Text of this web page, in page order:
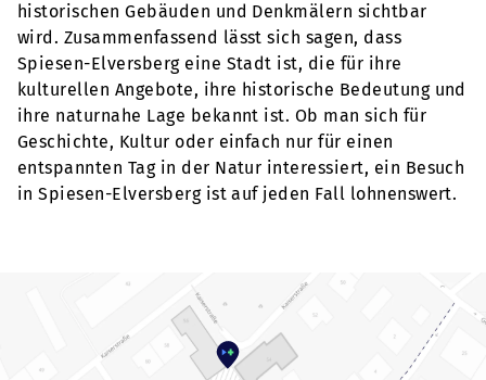
historischen Gebäuden und Denkmälern sichtbar
wird. Zusammenfassend lässt sich sagen, dass
Spiesen-Elversberg eine Stadt ist, die für ihre
kulturellen Angebote, ihre historische Bedeutung und
ihre naturnahe Lage bekannt ist. Ob man sich für
Geschichte, Kultur oder einfach nur für einen
entspannten Tag in der Natur interessiert, ein Besuch
in Spiesen-Elversberg ist auf jeden Fall lohnenswert.